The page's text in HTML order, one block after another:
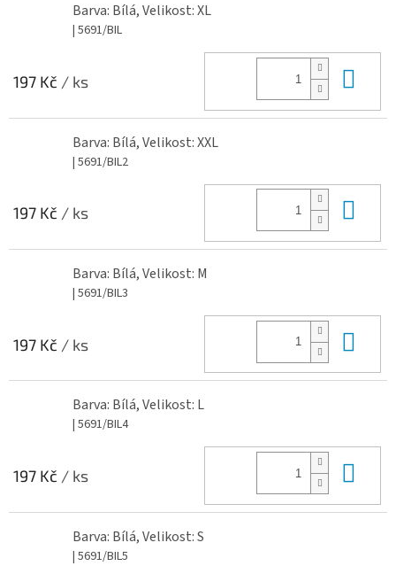
Barva: Bílá, Velikost: XL
| 5691/BIL
197 Kč / ks
Barva: Bílá, Velikost: XXL
| 5691/BIL2
197 Kč / ks
Barva: Bílá, Velikost: M
| 5691/BIL3
197 Kč / ks
Barva: Bílá, Velikost: L
| 5691/BIL4
197 Kč / ks
Barva: Bílá, Velikost: S
| 5691/BIL5